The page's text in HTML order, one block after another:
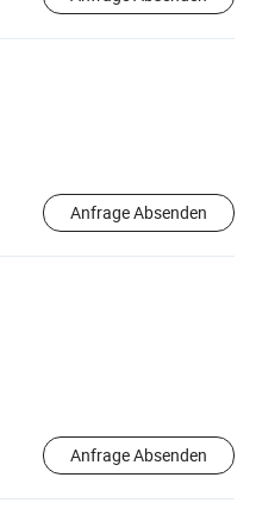
Anfrage Absenden
Anfrage Absenden